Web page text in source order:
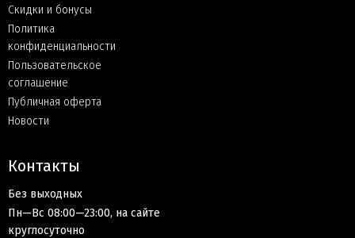
Скидки и бонусы
Политика
конфиденциальности
Пользовательское
соглашение
Публичная оферта
Новости
Контакты
Без выходных
Пн—Вс 08:00—23:00, на сайте
круглосуточно